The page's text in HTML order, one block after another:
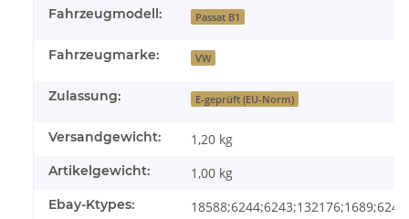
Fahrzeugmodell: Passat B1
Fahrzeugmarke: VW
Zulassung: E-geprüft (EU-Norm)
Versandgewicht: 1,20 kg
Artikelgewicht: 1,00 kg
Ebay-Ktypes: